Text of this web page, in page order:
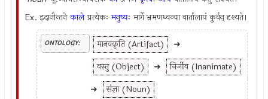
Ex.इदानीन्तनेकालेप्रत्येकःमनुष्यः मार्गे भ्रमणध्वन्या वार्तालापं कुर्वन् दृश्यते।
ONTOLOGY: मानवकृति (Artifact)
➜
वस्तु (Object)
➜
निर्जीव (Inanimate)
➜
संज्ञा (Noun)